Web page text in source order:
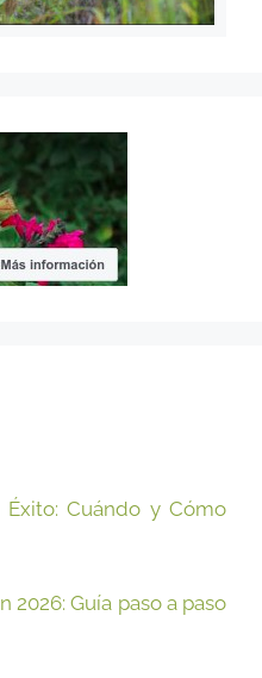
Cuándo y Cómo
2026: Guía paso a paso